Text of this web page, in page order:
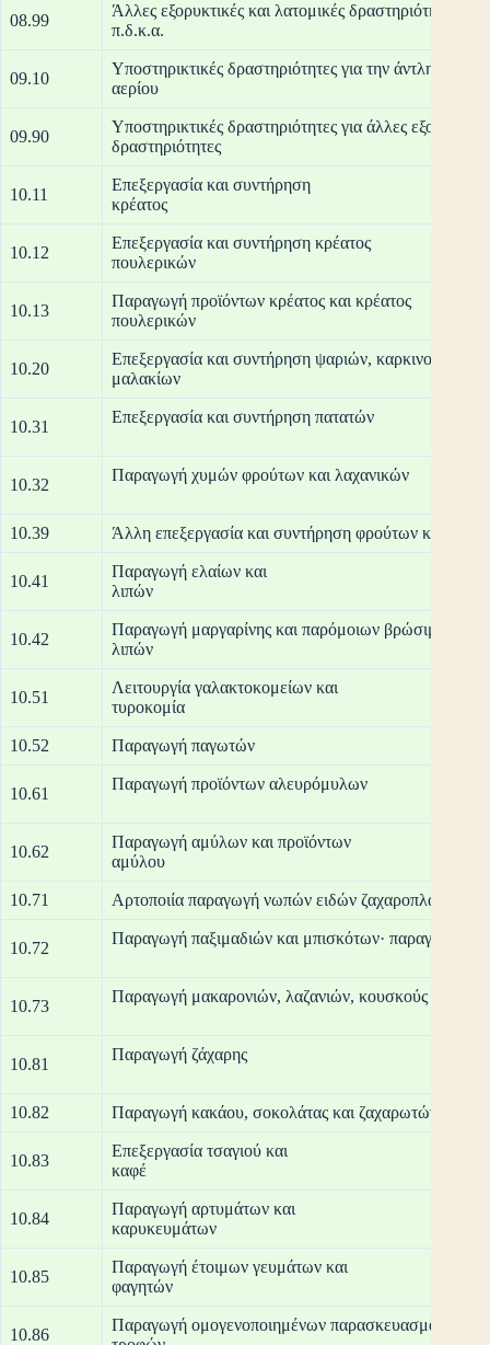
08.99
Άλλες εξορυκτικές και λατομικές δραστηριότητες
09.10
Υποστηρικτικές δραστηριότητες για την άντληση
09.90
Υποστηρικτικές δραστηριότητες για άλλες
10.11
Επεξεργασία και συντήρηση
10.12
Επεξεργασία και συντήρηση κρέατος
10.13
Παραγωγή προϊόντων κρέατος και κρέατος
10.20
Επεξεργασία και συντήρηση ψαριών, καρκινοειδών
10.31
10.32
Παραγωγή
10.39 Άλλη επεξεργασία και συντήρηση φρούτων και
10.41
Παραγωγή ελαίων και
10.42
Παραγωγή μαργαρίνης και παρόμοιων βρώσιμων
10.51
Λειτουργία γαλακτοκομείων και
10.52 Παραγωγή παγωτών
10.61
Παραγωγή
10.62
Παραγωγή αμύλων και προϊόντων
10.71 Αρτοποιία παραγωγή νωπών ειδών ζαχαροπλαστικής
10.72
Παραγωγή παξιμαδιών και
10.73
Παραγωγή μακαρονιών,
10.81
10.82 Παραγωγή κακάου, σοκολάτας και ζαχαρωτών
10.83
Επεξεργασία τσαγιού και
10.84
Παραγωγή αρτυμάτων και
10.85
Παραγωγή έτοιμων γευμάτων και
10.86
Παραγωγή ομογενοποιημένων παρασκευασμάτων